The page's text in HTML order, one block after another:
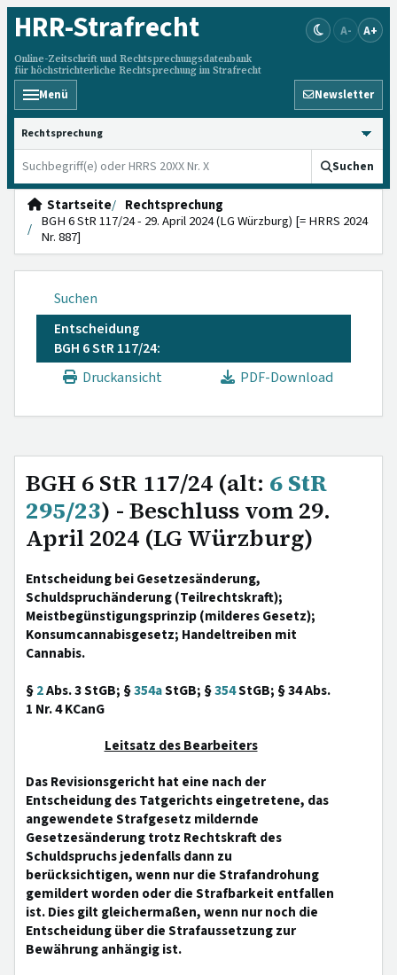
HRR-Strafrecht
Online-Zeitschrift und Rechtsprechungsdatenbank
für höchstrichterliche Rechtsprechung im Strafrecht
A- A+
Menü Newsletter
HRRS durchsuchen
Suchen
Startseite
Rechtsprechung
BGH 6 StR 117/24 - 29. April 2024 (LG Würzburg) [= HRRS 2024
Nr. 887]
Suchen
Entscheidung
BGH 6 StR 117/24:
Druckansicht
PDF-Download
BGH 6 StR 117/24 (alt: 6 StR
295/23) - Beschluss vom 29.
April 2024 (LG Würzburg)
Entscheidung bei Gesetzesänderung,
Schuldspruchänderung (Teilrechtskraft);
Meistbegünstigungsprinzip (milderes Gesetz);
Konsumcannabisgesetz; Handeltreiben mit
Cannabis.
§2Abs. 3 StGB; §354aStGB; §354StGB; § 34 Abs.
1 Nr. 4 KCanG
Leitsatz des Bearbeiters
Das Revisionsgericht hat eine nach der
Entscheidung des Tatgerichts eingetretene, das
angewendete Strafgesetz mildernde
Gesetzesänderung trotz Rechtskraft des
Schuldspruchs jedenfalls dann zu
berücksichtigen, wenn nur die Strafandrohung
gemildert worden oder die Strafbarkeit entfallen
ist. Dies gilt gleichermaßen, wenn nur noch die
Entscheidung über die Strafaussetzung zur
Bewährung anhängig ist.